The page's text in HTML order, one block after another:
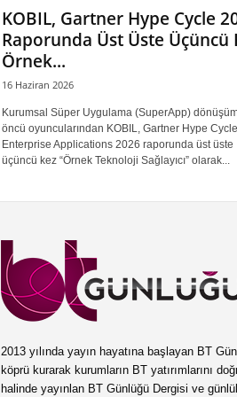
KOBIL, Gartner Hype Cycle
Raporunda Üst Üste Üçüncü
Örnek...
16 Haziran 2026
Kurumsal Süper Uygulama (SuperApp)
öncü oyuncularından KOBIL, Gartner Hype
Enterprise Applications 2026 raporunda üst üste
üçüncü kez “Örnek Teknoloji Sağlayıcı” olarak...
2013 yılında yayın hayatına başlayan BT
köprü kurarak kurumların BT yatırımlarını
halinde yayınlan BT Günlüğü Dergisi ve